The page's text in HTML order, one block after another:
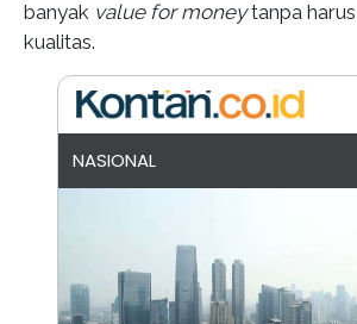
banyak value for moneytanpa
kualitas.
NASIONAL